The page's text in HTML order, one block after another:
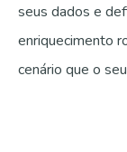
seus dados e
enriquecimento
cenário que o